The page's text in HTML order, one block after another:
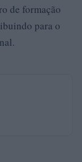
de formação
para o